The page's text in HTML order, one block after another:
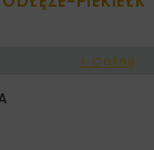
< Cofnij